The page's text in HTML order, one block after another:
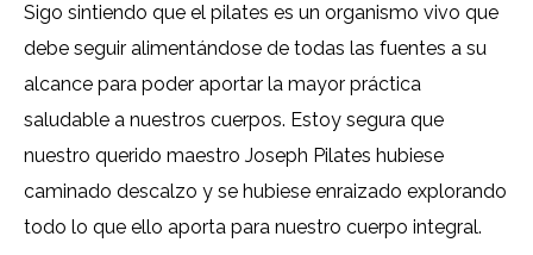
Sigo sintiendo que el pilates es un organismo vivo que
debe seguir alimentándose de todas las fuentes a su
alcance para poder aportar la mayor práctica
saludable a nuestros cuerpos. Estoy segura que
nuestro querido maestro Joseph Pilates hubiese
caminado descalzo y se hubiese enraizado explorando
todo lo que ello aporta para nuestro cuerpo integral.